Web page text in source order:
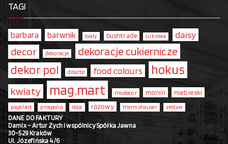
TAGI
barbara barwnik biały bushtrade cukrowa daisy
decor dekoracje dekoracje cukiernicze
dekor pol ditarte food colours hokus
kwiaty mag.mart modecor monin niebieski
papilart prospona róża różowy thermohauser zestaw
DANE DO FAKTURY
Damix – Artur Zych i wspólnicy Spółka Jawna
30-529 Kraków
Ul. Józefińska 4/6